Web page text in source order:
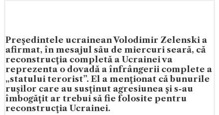
Preşedintele ucrainean Volodimir Zelenski a
afirmat, în mesajul său de miercuri seară, că
reconstrucţia completă a Ucrainei va
reprezenta o dovadă a înfrângerii complete a
„statului terorist”. El a menţionat că bunurile
ruşilor care au susţinut agresiunea şi s-au
îmbogăţit ar trebui să fie folosite pentru
reconstrucţia Ucrainei.